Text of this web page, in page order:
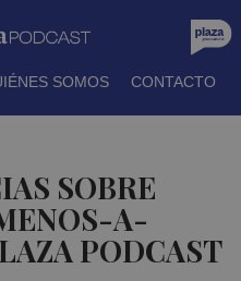
SOMOS CONTACTO
SOBRE
A-
PODCAST